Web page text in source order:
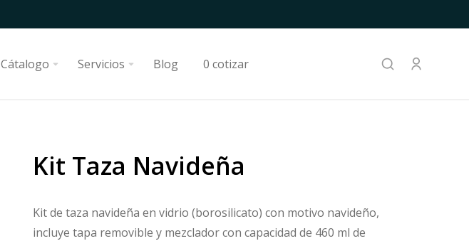
Cátalogo Servicios Blog 0 cotizar
Kit Taza Navideña
Kit de taza navideña en vidrio (borosilicato) con motivo navideño,
incluye tapa removible y mezclador con capacidad de 460 ml de